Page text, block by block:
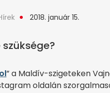
2018. január 15.
” a Maldív-szigeteken
oldalán